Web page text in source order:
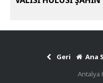
Geri Ana
Antalya